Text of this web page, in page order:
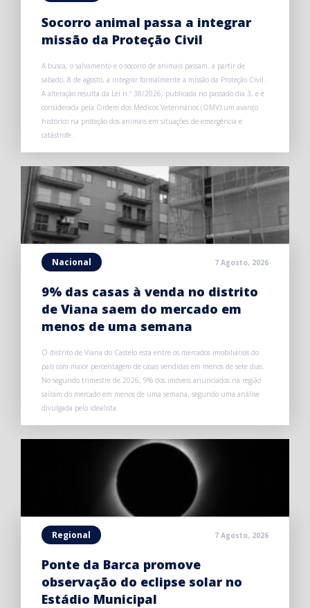
Socorro animal passa a integrar
missão da Proteção Civil
A busca, o salvamento e o socorro de animais passam, a partir de
sábado, 8 de agosto, a integrar formalmente a missão da Proteção Civil.
A alteração resulta da Lei n.º 38/2026, publicada no passado dia 3, e é
considerada pela Ordem dos Médicos Veterinários (OMV) um avanço
histórico na proteção dos animais em situações de emergência e
catástrofe.
Nacional 7 Agosto, 2026
9% das casas à venda no distrito
de Viana saem do mercado em
menos de uma semana
O distrito de Viana do Castelo está entre os mercados imobiliários do
país com maior percentagem de casas vendidas em menos de sete dias.
No segundo trimestre de 2026, 9% dos imóveis anunciados na região
saíram do mercado em menos de uma semana, segundo uma análise
divulgada pelo idealista.
Regional 7 Agosto, 2026
Ponte da Barca promove
observação do eclipse solar no
Estádio Municipal